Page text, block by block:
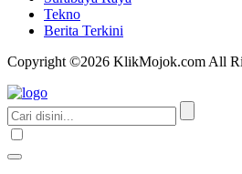
Tekno
Berita Terkini
Copyright ©2026 KlikMojok.com All